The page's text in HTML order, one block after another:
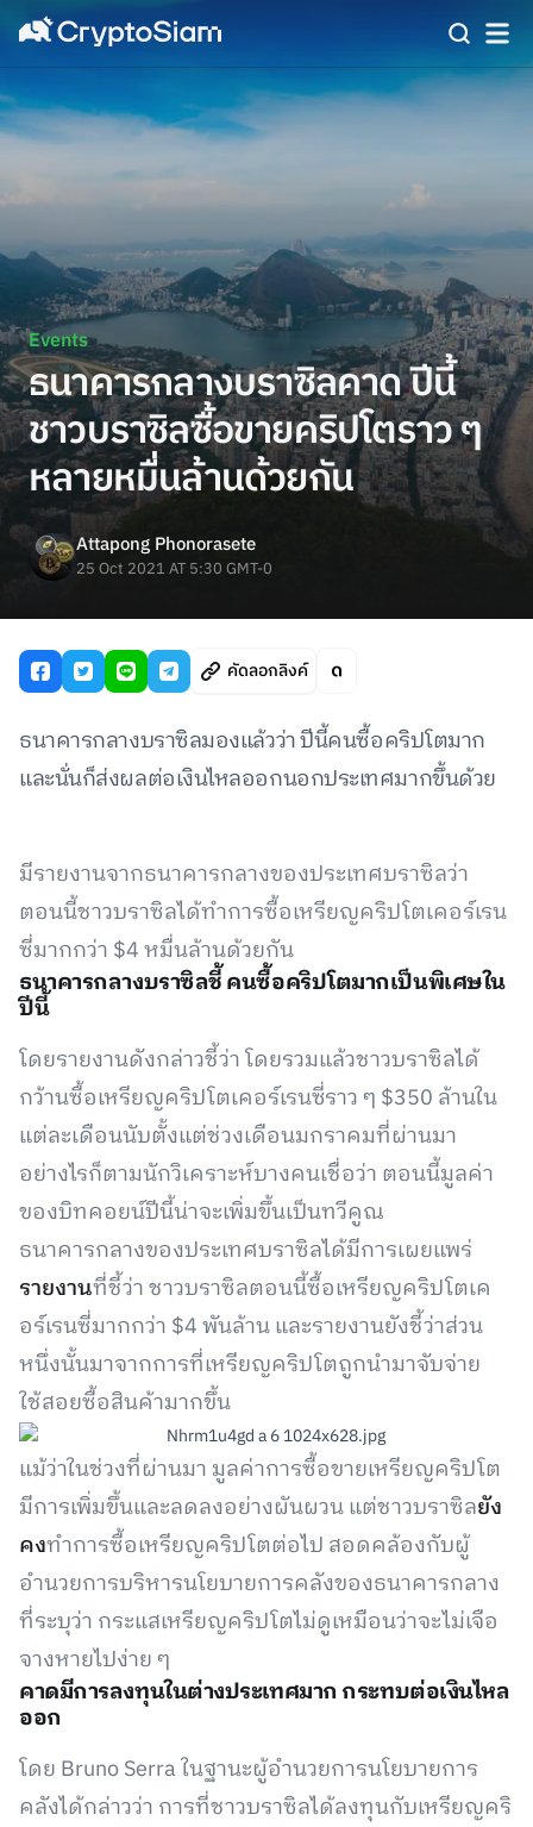
Events
ธนาคารกลางบราซิลคาด ปีนี้
ชาวบราซิลซื้อขายคริปโตราว ๆ
หลายหมื่นล้านด้วยกัน
Attapong Phonorasete
25 Oct 2021 AT 5:30 GMT-0
คัดลอกลิงค์
ธนาคารกลางบราซิลมองแล้วว่า ปีนี้คนซื้อคริปโตมาก
และนั่นก็ส่งผลต่อเงินไหลออกนอกประเทศมากขึ้นด้วย
มีรายงานจากธนาคารกลางของประเทศบราซิลว่า
ตอนนี้ชาวบราซิลได้ทำการซื้อเหรียญคริปโตเคอร์เรน
ซี่มากกว่า $4 หมื่นล้านด้วยกัน
ธนาคารกลางบราซิลชี้ คนซื้อคริปโตมากเป็นพิเศษใน
ปีนี้
โดยรายงานดังกล่าวชี้ว่า โดยรวมแล้วชาวบราซิลได้
กว้านซื้อเหรียญคริปโตเคอร์เรนซี่ราว ๆ $350 ล้านใน
แต่ละเดือนนับตั้งแต่ช่วงเดือนมกราคมที่ผ่านมา
อย่างไรก็ตามนักวิเคราะห์บางคนเชื่อว่า ตอนนี้มูลค่า
ของบิทคอยน์ปีนี้น่าจะเพิ่มขึ้นเป็นทวีคูณ
ธนาคารกลางของประเทศบราซิลได้มีการเผยแพร่
รายงานที่ชี้ว่า ชาวบราซิลตอนนี้ซื้อเหรียญคริปโตเค
อร์เรนซี่มากกว่า $4 พันล้าน และรายงานยังชี้ว่าส่วน
หนึ่งนั้นมาจากการที่เหรียญคริปโตถูกนำมาจับจ่าย
ใช้สอยซื้อสินค้ามากขึ้น
แม้ว่าในช่วงที่ผ่านมา มูลค่าการซื้อขายเหรียญคริปโต
มีการเพิ่มขึ้นและลดลงอย่างผันผวน แต่ชาวบราซิลยัง
คงทำการซื้อเหรียญคริปโตต่อไป สอดคล้องกับผู้
อำนวยการบริหารนโยบายการคลังของธนาคารกลาง
ที่ระบุว่า กระแสเหรียญคริปโตไม่ดูเหมือนว่าจะไม่เจือ
จางหายไปง่าย ๆ
คาดมีการลงทุนในต่างประเทศมาก กระทบต่อเงินไหล
ออก
โดย Bruno Serra ในฐานะผู้อำนวยการนโยบายการ
คลังได้กล่าวว่า การที่ชาวบราซิลได้ลงทุนกับเหรียญคริ